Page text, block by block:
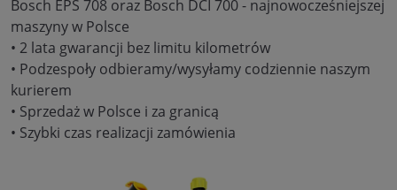
Bosch EPS 708 oraz Bosch DCI 700 - najnowocześniejszej
maszyny w Polsce
• 2 lata gwarancji bez limitu kilometrów
• Podzespoły odbieramy/wysyłamy codziennie naszym
kurierem
• Sprzedaż w Polsce i za granicą
• Szybki czas realizacji zamówienia